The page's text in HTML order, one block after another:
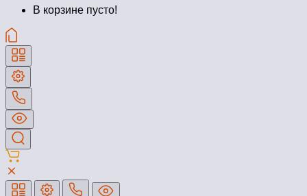
В корзине пусто!